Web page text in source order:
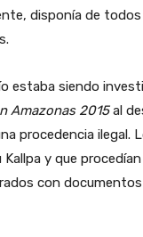
disponía de
estaba siendo
Amazonas 2015al
procedencia ilegal.
y que
con